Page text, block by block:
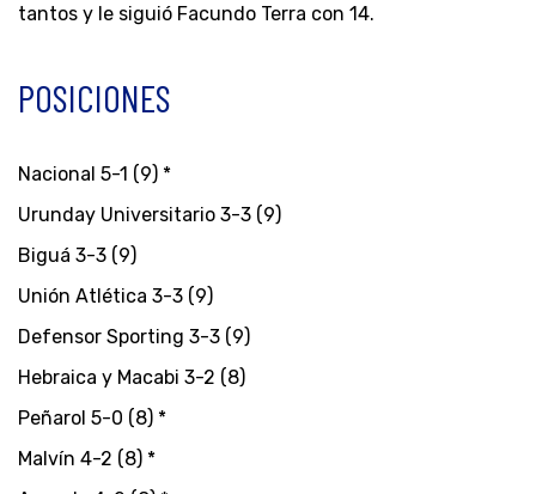
tantos y le siguió Facundo Terra con 14.
POSICIONES
Nacional 5-1 (9) *
Urunday Universitario 3-3 (9)
Biguá 3-3 (9)
Unión Atlética 3-3 (9)
Defensor Sporting 3-3 (9)
Hebraica y Macabi 3-2 (8)
Peñarol 5-0 (8) *
Malvín 4-2 (8) *